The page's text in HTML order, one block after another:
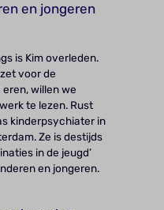
en jongeren
is Kim overleden.
voor de
eren, willen we
te lezen. Rust
kinderpsychiater in
Ze is destijds
in de jeugd’
en jongeren.